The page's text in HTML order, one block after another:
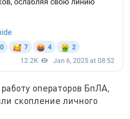
операторов БпЛА,
скопление личного